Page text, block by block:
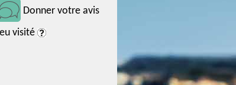
Donner votre avis
visité